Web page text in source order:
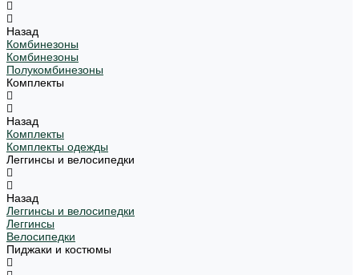
Назад
Комбинезоны
Комбинезоны
Полукомбинезоны
Комплекты
Назад
Комплекты
Комплекты одежды
Леггинсы и велосипедки
Назад
Леггинсы и велосипедки
Леггинсы
Велосипедки
Пиджаки и костюмы